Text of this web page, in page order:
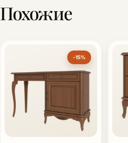
Похожие
-15%